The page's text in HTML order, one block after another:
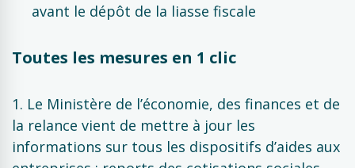
avant le dépôt de la liasse fiscale
Toutes les mesures en 1 clic
1. Le Ministère de l’économie, des finances et de
la relance vient de mettre à jour les
informations sur tous les dispositifs d’aides aux